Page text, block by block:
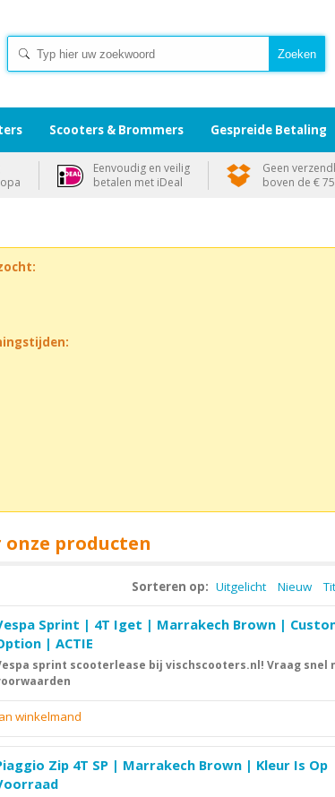
producten
Sorteren op: Uitgelicht Nieuw
Sprint | 4T Iget | Marrakech Brown |
| ACTIE
sprint scooterlease bij vischscooters.nl! Vraag snel
winkelmand
Zip 4T SP | Marrakech Brown | Kleur Is Op
Scooters & Brommers Gespreide Betaling
Eenvoudig en veilig
betalen met iDeal
Geen
boven de €